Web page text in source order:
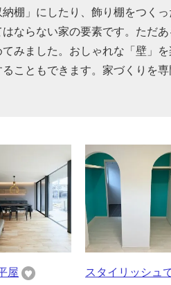
棚」にしたり、飾り棚をつく
ならない家の要素です。ただ
みました。おしゃれな「壁」
こともできます。家づくりを
屋
スタイリッシュ